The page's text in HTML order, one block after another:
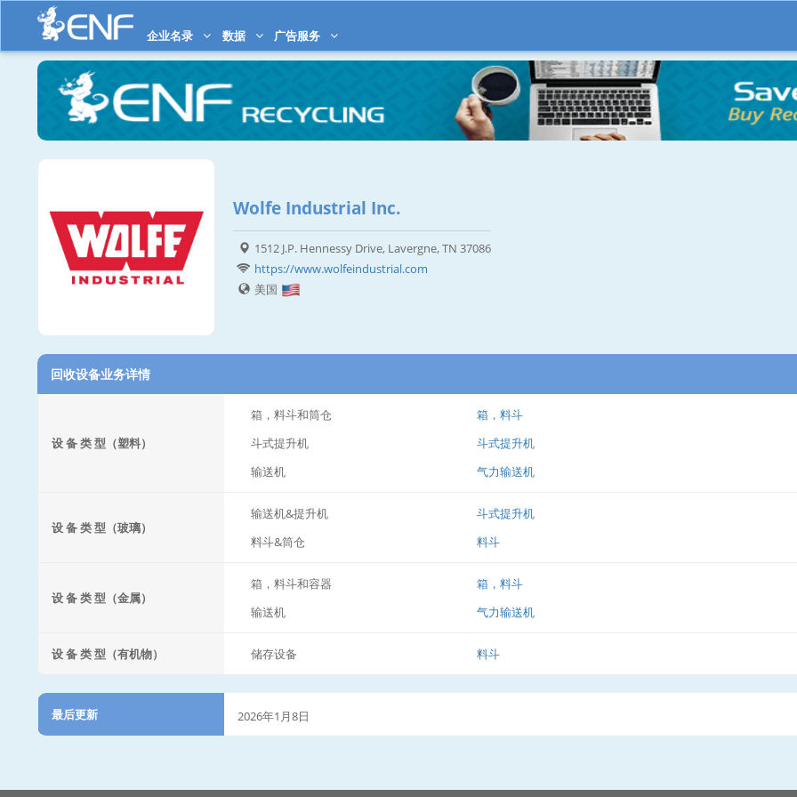
企业名录 数据 广告服务
Wolfe Industrial Inc.
1512 J.P. Hennessy Drive, Lavergne, TN 37086
https://www.wolfeindustrial.com
美国
回收设备业务详情
设 备 类 型（塑料）
箱，料斗和筒仓
箱，料斗
斗式提升机
斗式提升机
输送机
气力输送机
设 备 类 型（玻璃）
输送机&提升机
斗式提升机
料斗&筒仓
料斗
设 备 类 型（金属）
箱，料斗和容器
箱，料斗
输送机
气力输送机
设 备 类 型（有机物） 储存设备 料斗
最后更新 2026年1月8日